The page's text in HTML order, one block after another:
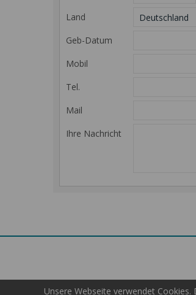
Land
Geb-Datum
Mobil
Tel.
Mail
Ihre Nachricht
Unsere Webseite verwendet